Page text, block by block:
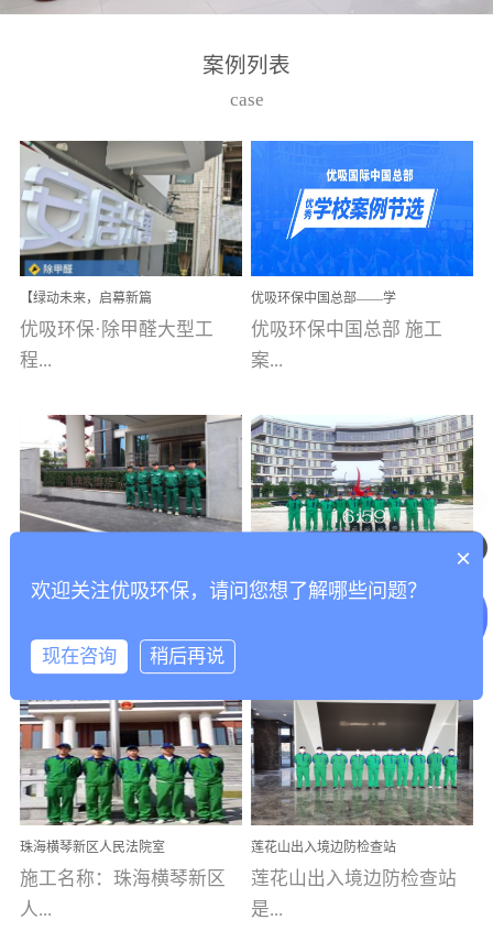
高技能的团队。汇聚了众
取得了多项产品技术专利
和多项国家版权局著作
权，获得高新技术企业称
号。生产优势自主生产自
给自足，优吸公司于2015
在广州番禺区成功建立产
品线生产基地，工厂拥有
自动化生产设备和成熟的
选择源头源材料、严控产
品质量，我们每一批的生
产产品都经过严格的质检
程序；生产车间为优吸总
部和全国分支机构生产光
触媒、净醛王、祛味剂等
求。资质优势团队优势分
支优势优吸环保是一棵正
茁壮成长的树，只要我们
人人都爱护她、珍惜她、
她将越来越枝繁叶茂，终
将会成为一棵参天大树！
优吸环保截止2020年拥有
全国600家网点分支机构。
案例列表
case
【绿动未来，启幕新篇
章】优吸环保中标深圳安
居乐寓，超大型工装室内
空气治理项目顺利启航，
优吸环保·除甲醛大型工
程...
案例【深圳安居乐寓】室
内空气治理项目深圳安居
乐寓 深圳市安居乐寓
优吸环保中国总部——学
校施工案例(节选)
优吸环保中国总部 施工
案...
例(学校工装节选)广州南沙
小学(珠江湾校区)项目地
址：广州市南沙区海滨路
禾...
标杆——优吸环保·标杆之
优吸环保·除甲醛工程案
例...
【东莞美豪雅致酒店】室
内空气治理项目东莞美豪
雅致酒店 东莞美豪雅
致酒店是为中高端人士...
甲醛项目圆满完成
工程案例名称：香港科技
学广州校区室内空气治
理 工程案例地址：广
州南沙区·香港科技大学(广
州)校区 工程案...
珠海横琴新区人民法院室
内除甲醛空气治理项目
施工名称：珠海横琴新区
人...
莲花山出入境边防检查站
室内除甲醛空气治理项目
莲花山出入境边防检查站
是...
×
欢迎关注优吸环保，请问您想了解哪些问题？
现在咨询 稍后再说